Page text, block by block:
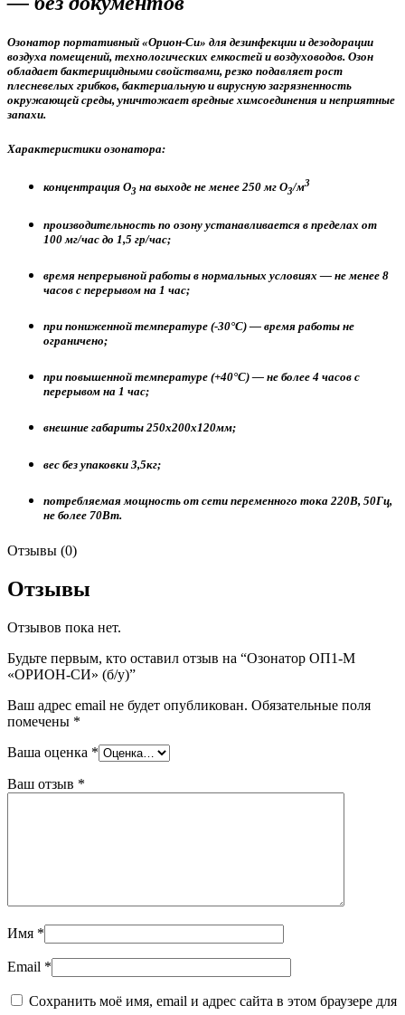
Озонатор портативный «Орион-Си» для дезинфекции и дезодорации
воздуха помещений, технологических емкостей и воздуховодов. Озон
обладает бактерицидными свойствами, резко подавляет рост
плесневелых грибков, бактериальную и вирусную загрязненность
окружающей среды, уничтожает вредные химсоединения и неприятные
запахи.
Характеристики озонатора:
концентрация О3 на выходе не менее 250 мг О3/м3
производительность по озону устанавливается в пределах от
100 мг/час до 1,5 гр/час;
время непрерывной работы в нормальных условиях — не менее 8
часов с перерывом на 1 час;
при пониженной температуре (-30°С) — время работы не
ограничено;
при повышенной температуре (+40°С) — не более 4 часов с
перерывом на 1 час;
внешние габариты 250x200x120мм;
вес без упаковки 3,5кг;
потребляемая мощность от сети переменного тока 220В, 50Гц,
не более 70Вт.
Отзывы (0)
Отзывы
Отзывов пока нет.
Будьте первым, кто оставил отзыв на “Озонатор ОП1-М
«ОРИОН-СИ» (б/у)”
Ваш адрес email не будет опубликован. Обязательные поля
помечены *
Ваша оценка *
Ваш отзыв *
Имя *
Email *
Сохранить моё имя, email и адрес сайта в этом браузере для